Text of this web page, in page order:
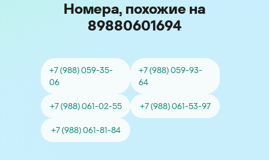
Номера, похожие на
89880601694
+7 (988) 059-35-
06
+7 (988) 059-93-
64
+7 (988) 061-02-55 +7 (988) 061-53-97
+7 (988) 061-81-84